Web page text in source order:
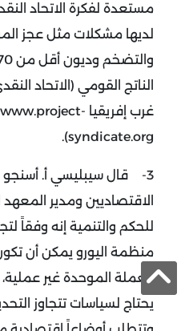
مستعدة لفكرة الاتحاد
لديها مشكلات مثل عجز
الناتج القومي (الاتحاد
غرب إفريقيا www.project-
syndicate.org).
3-
قال سيبليسي أ. أسنجو
الاقتصاديين ومدير المعهد
للحكم والتنمية إنه وفقاً
منظمة اليورو يمكن أن
العملة الموحدة غير عملية،
يحتاج لسياسات تتجاوز